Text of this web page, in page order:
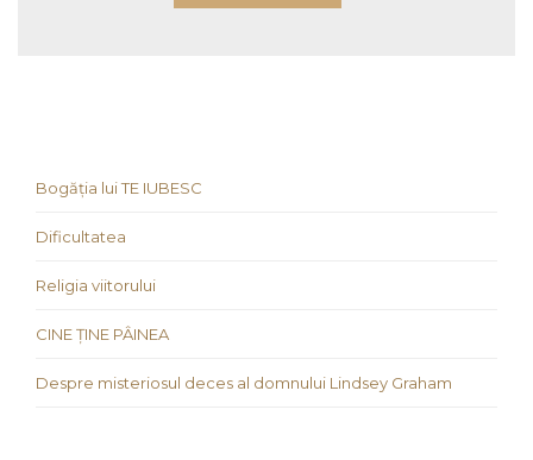
Bogăția lui TE IUBESC
Dificultatea
Religia viitorului
CINE ȚINE PÂINEA
Despre misteriosul deces al domnului Lindsey Graham